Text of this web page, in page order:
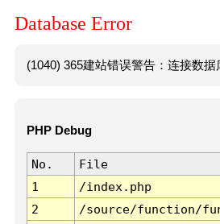
Database Error
(1040) 365建站错误警告：连接数
PHP Debug
No. File
1
/index.php
2
/source/function/